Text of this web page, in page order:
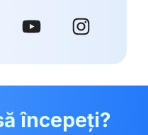
începeți?